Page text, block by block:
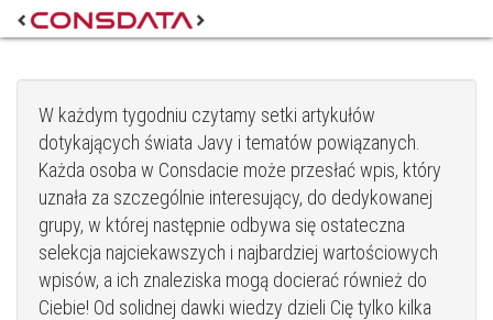
W każdym tygodniu czytamy setki artykułów
dotykających świata Javy i tematów powiązanych.
Każda osoba w Consdacie może przesłać wpis, który
uznała za szczególnie interesujący, do dedykowanej
grupy, w której następnie odbywa się ostateczna
selekcja najciekawszych i najbardziej wartościowych
wpisów, a ich znaleziska mogą docierać również do
Ciebie! Od solidnej dawki wiedzy dzieli Cię tylko kilka